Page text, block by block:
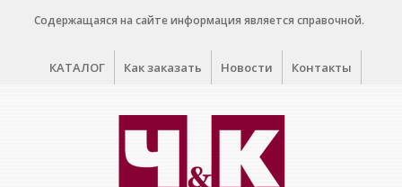
Содержащаяся на сайте информация является справочной.
КАТАЛОГ Как заказать Новости Контакты